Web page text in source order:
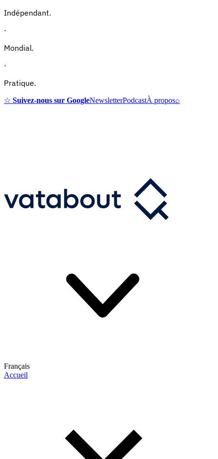
Indépendant.
·
Mondial.
·
Pratique.
☆ Suivez-nous sur GoogleNewsletterPodcastÀ propos⌕
Français
Accueil